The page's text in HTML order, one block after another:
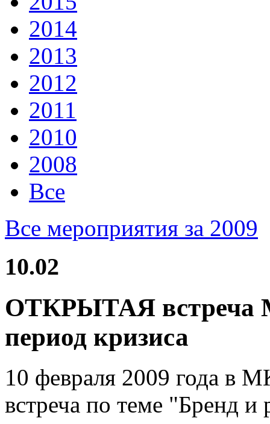
2014
2013
2012
2011
2010
2008
Все
Все мероприятия за 2009
10.02
ОТКРЫТАЯ встреча
период кризиса
10 февраля 2009 года
встреча по теме "Бренд и